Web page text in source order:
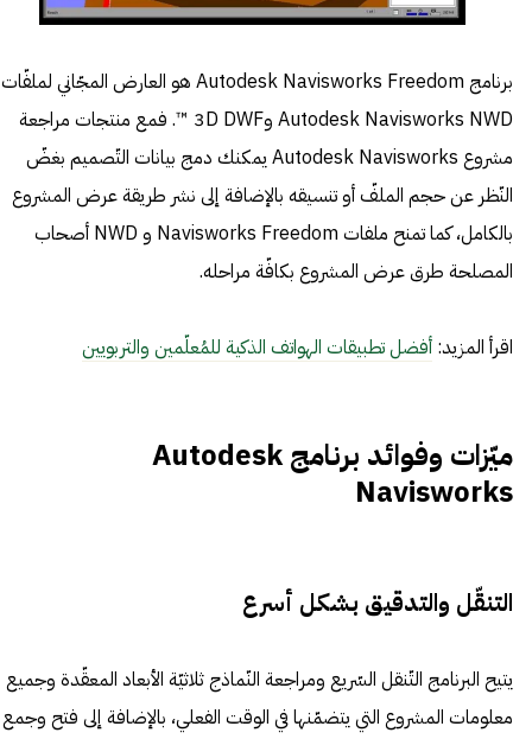
برنامج Autodesk Navisworks Freedom هو العارض المجّاني لملفّات
Autodesk Navisworks NWD و3D DWF ™. فمع منتجات مراجعة
مشروع Autodesk Navisworks يمكنك دمج بيانات التّصميم بغضّ
النّظر عن حجم الملفّ أو تنسيقه بالإضافة إلى نشر طريقة عرض المشروع
بالكامل، كما تمنح ملفات Navisworks Freedom و NWD أصحاب
المصلحة طرق عرض المشروع بكافّة مراحله.
اقرأ المزيد: أفضل تطبيقات الهواتف الذكية للمُعلّمين والتربويين
ميّزات وفوائد برنامج Autodesk
Navisworks
التنقّل والتدقيق بشكل أسرع
يتيح البرنامج التّنقل السّريع ومراجعة النّماذج ثلاثيّة الأبعاد المعقّدة وجميع
معلومات المشروع التي يتضمّنها في الوقت الفعلي، بالإضافة إلى فتح وجمع